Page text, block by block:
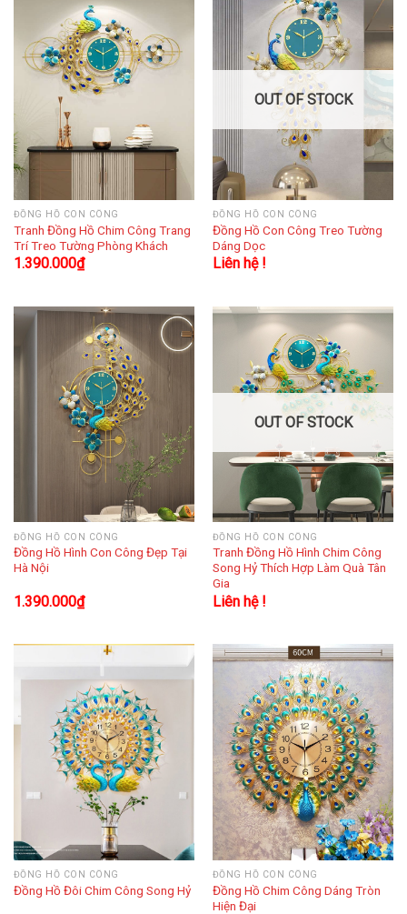
ĐỒNG HỒ CON CÔNG
Tranh Đồng Hồ Chim Công Trang
Trí Treo Tường Phòng Khách
1.390.000₫
OUT OF STOCK
ĐỒNG HỒ CON CÔNG
Đồng Hồ Con Công Treo Tường
Dáng Dọc
Liên hệ !
ĐỒNG HỒ CON CÔNG
Đồng Hồ Hình Con Công Đẹp Tại
Hà Nội
1.390.000₫
OUT OF STOCK
ĐỒNG HỒ CON CÔNG
Tranh Đồng Hồ Hình Chim Công
Song Hỷ Thích Hợp Làm Quà Tân
Gia
Liên hệ !
ĐỒNG HỒ CON CÔNG
Đồng Hồ Đôi Chim Công Song Hỷ
ĐỒNG HỒ CON CÔNG
Đồng Hồ Chim Công Dáng Tròn
Hiện Đại